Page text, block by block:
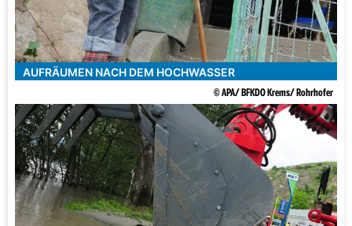
AUFRÄUMEN NACH DEM HOCHWASSER
© APA/ BFKDO Krems/ Rohrhofer